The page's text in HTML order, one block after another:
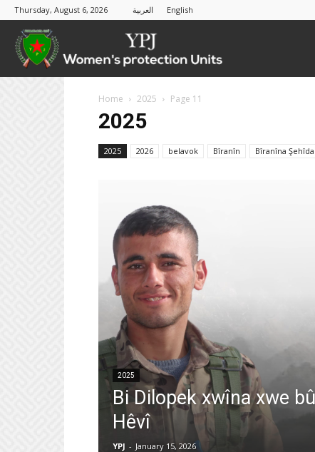
Thursday, August 6, 2026 العربية English
Home 2025 Page 11
2025
2025 2026 belavok Bîranîn Bîranîna
2025
Bi Dilopek xwîna xwe
Hêvî
YPJ - January 15, 2026